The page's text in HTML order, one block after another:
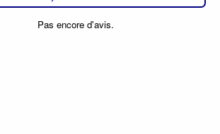
Pas encore d'avis.